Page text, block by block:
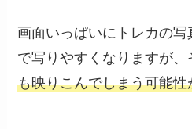
画面いっぱいにトレカの写
で写りやすくなりますが、
も映りこんでしまう可能性